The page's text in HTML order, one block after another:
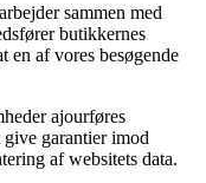
sammen med
butikkernes
en af vores besøgende
ajourføres
garantier imod
af websitets data.